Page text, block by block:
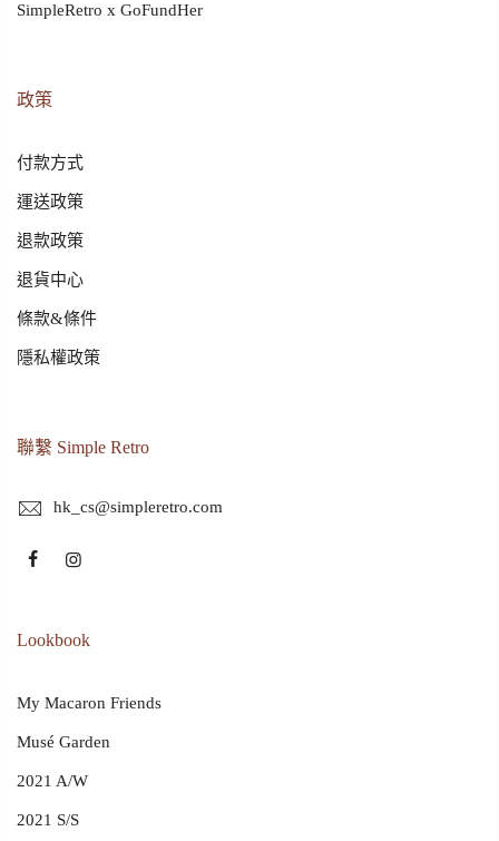
SimpleRetro x GoFundHer
政策
付款方式
運送政策
退款政策
退貨中心
條款&條件
隱私權政策
聯繫 Simple Retro
hk_cs@simpleretro.com
Lookbook
My Macaron Friends
Musé Garden
2021 A/W
2021 S/S